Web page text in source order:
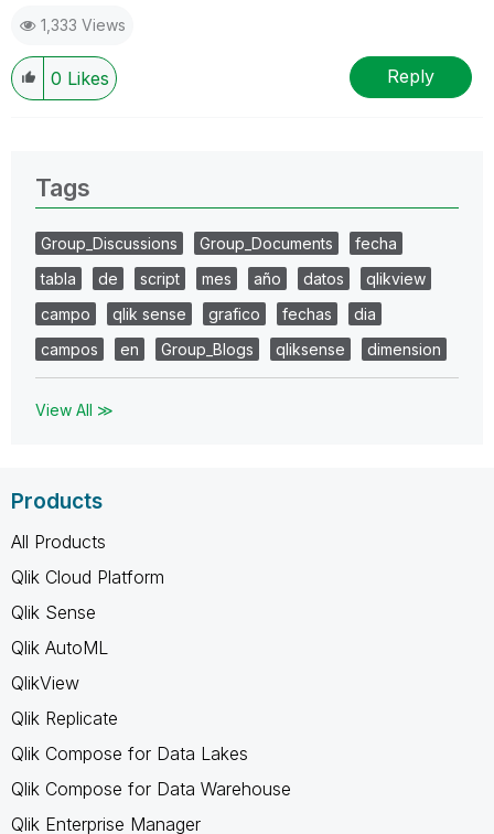
1,333 Views
0 Likes Reply
Tags
Group_Discussions Group_Documents
fecha
tabla
de script mes año datos
qlikview
campo
qlik sense grafico fechas
dia
campos
en Group_Blogs qliksense dimension
View All ≫
Products
All Products
Qlik Cloud Platform
Qlik Sense
Qlik AutoML
QlikView
Qlik Replicate
Qlik Compose for Data Lakes
Qlik Compose for Data Warehouse
Qlik Enterprise Manager